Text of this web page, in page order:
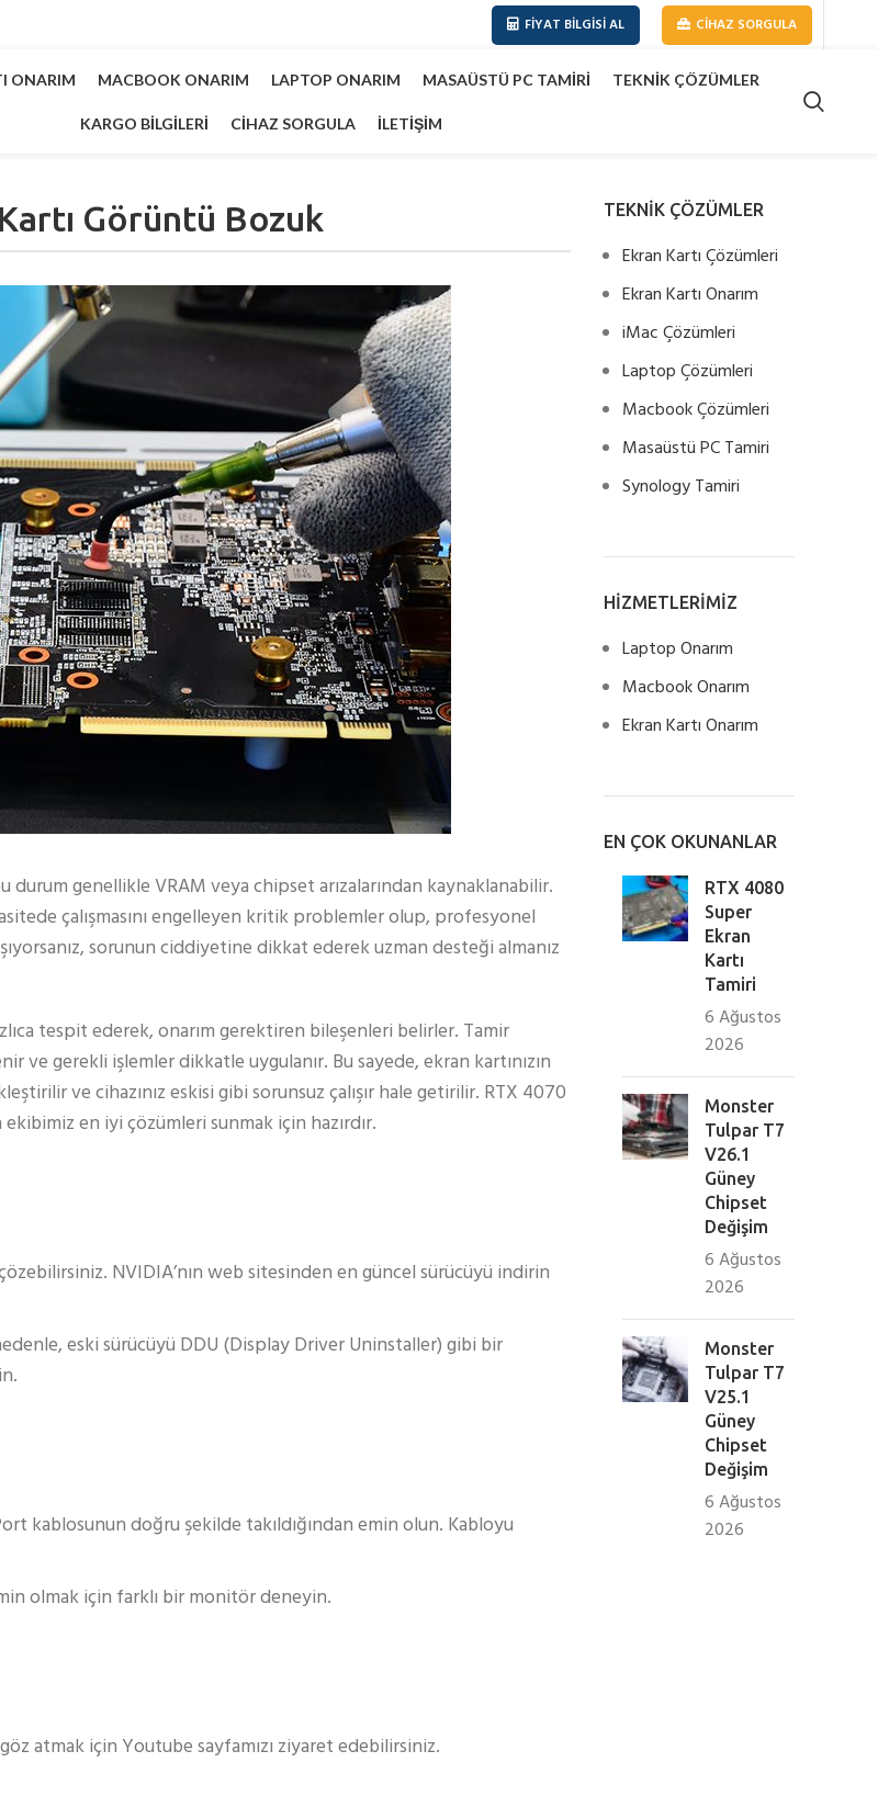
FIYAT BILGISI AL CIHAZ SORGULA
ONARIM MACBOOK ONARIM LAPTOP ONARIM MASAÜSTÜ PC TAMIRI TEKNIK ÇÖZÜMLER
KARGO BILGILERI CIHAZ SORGULA İLETIŞIM
Görüntü Bozuk
durum genellikle VRAM veya chipset arızalarından kaynaklanabilir.
çalışmasını engelleyen kritik problemler olup, profesyonel
sorunun ciddiyetine dikkat ederek uzman desteği almanız
tespit ederek, onarım gerektiren bileşenleri belirler. Tamir
gerekli işlemler dikkatle uygulanır. Bu sayede, ekran kartınızın
ve cihazınız eskisi gibi sorunsuz çalışır hale getirilir. RTX 4070
en iyi çözümleri sunmak için hazırdır.
NVIDIA’nın web sitesinden en güncel sürücüyü indirin
eski sürücüyü DDU (Display Driver Uninstaller) gibi bir
kablosunun doğru şekilde takıldığından emin olun. Kabloyu
olmak için farklı bir monitör deneyin.
atmak için Youtube sayfamızı ziyaret edebilirsiniz.
TEKNİK ÇÖZÜMLER
Ekran Kartı Çözümleri
Ekran Kartı Onarım
iMac Çözümleri
Laptop Çözümleri
Macbook Çözümleri
Masaüstü PC Tamiri
Synology Tamiri
HİZMETLERİMİZ
Laptop Onarım
Macbook Onarım
Ekran Kartı Onarım
EN ÇOK OKUNANLAR
RTX 4080
Super
Ekran
Kartı
Tamiri
6 Ağustos
2026
Monster
Tulpar T7
V26.1
Güney
Chipset
Değişim
6 Ağustos
2026
Monster
Tulpar T7
V25.1
Güney
Chipset
Değişim
6 Ağustos
2026